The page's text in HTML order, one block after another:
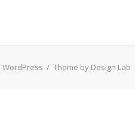
/ Theme by Design Lab